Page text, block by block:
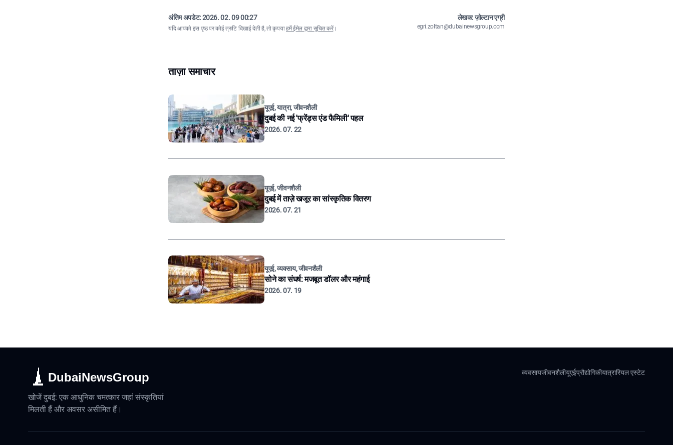
अंतिम अपडेट:2026. 02. 09 00:27
यदि आपको इस पृष्ठ पर कोई त्रुटि दिखाई देती है, तो कृपयाहमें ईमेल द्वारा सूचित करें।
लेखक: ज़ोल्टान एग्री
egri.zoltan@dubainewsgroup.com
ताज़ा समाचार
यूएई, यात्रा, जीवनशैली
दुबई की नई 'फ्रेंड्स एंड फैमिली' पहल
2026. 07. 22
यूएई, जीवनशैली
दुबई में ताज़े खजूर का सांस्कृतिक वितरण
2026. 07. 21
यूएई, व्यवसाय, जीवनशैली
सोने का संघर्ष: मजबूत डॉलर और महंगाई
2026. 07. 19
DubaiNewsGroup
खोजें दुबई: एक आधुनिक चमत्कार जहां संस्कृतियां
मिलती हैं और अवसर असीमित हैं।
व्यवसायजीवनशैलीयूएईप्रौद्योगिकीयात्रारियल एस्टेट